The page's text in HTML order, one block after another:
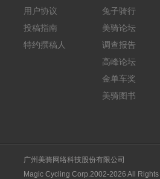
用户协议
投稿指南
特约撰稿人
兔子骑行
美骑论坛
调查报告
高峰论坛
金单车奖
美骑图书
广州美骑网络科技股份有限公司
Magic Cycling Corp.2002-2026 All